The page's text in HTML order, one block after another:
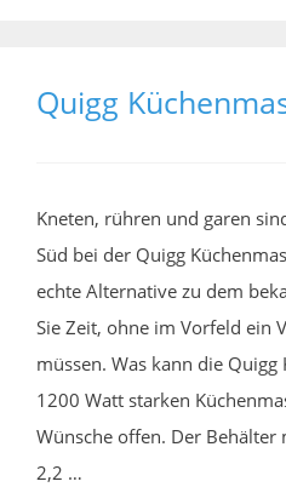
Quigg
Kneten, rühren und garen
Süd bei der Quigg
echte Alternative zu dem
Sie Zeit, ohne im Vorfeld ein
müssen. Was kann die
1200 Watt starken
Wünsche offen. Der
2,2 …